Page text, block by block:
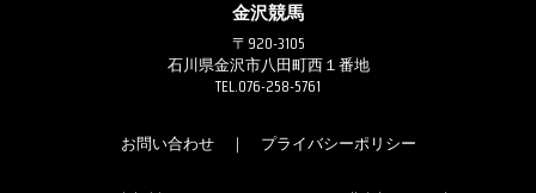
金沢競馬
〒920-3105
石川県金沢市八田町西１番地
TEL.076-258-5761
お問い合わせ｜ プライバシーポリシー